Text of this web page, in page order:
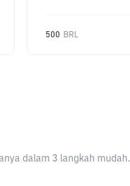
500 BRL
dalam 3 langkah mudah.